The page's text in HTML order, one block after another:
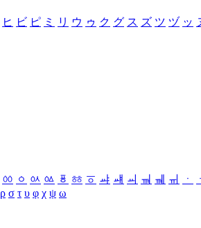
ヒ ビ ピ ミ リ ウ ゥ ク グ ス ズ ツ ヅ ッ
ㆀ ㆁ ㆂ ㆃ ㆄ ㆅ ㆆ ㆇ ㆈ ㆉ ㆊ ㆋ ㆌ ㆍ
ㆎ
ρ σ τ υ φ χ ψ ω